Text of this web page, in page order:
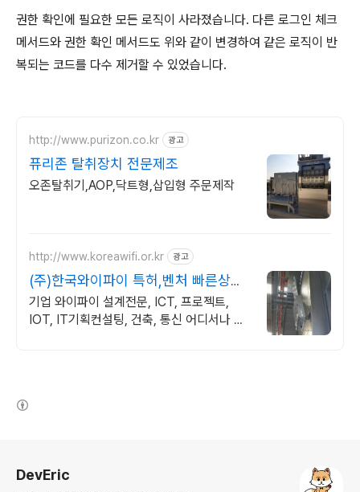
권한 확인에 필요한 모든 로직이 사라졌습니다. 다른 로그인 체크
메서드와 권한 확인 메서드도 위와 같이 변경하여 같은 로직이 반
복되는 코드를 다수 제거할 수 있었습니다.
http://www.purizon.co.kr 광고
퓨리존 탈취장치 전문제조
오존탈취기,AOP,닥트형,삽입형 주문제작
http://www.koreawifi.or.kr 광고
(주)한국와이파이 특허,벤처 빠른상담
가능
기업 와이파이 설계전문, ICT, 프로젝트,
IOT, IT기획컨설팅, 건축, 통신 어디서나 끊
DevEric